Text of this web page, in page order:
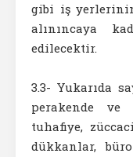
gibi iş
alınıncaya
edilecektir.
3.3- Yukarıda
perakende ve
tuhafiye,
dükkanlar,